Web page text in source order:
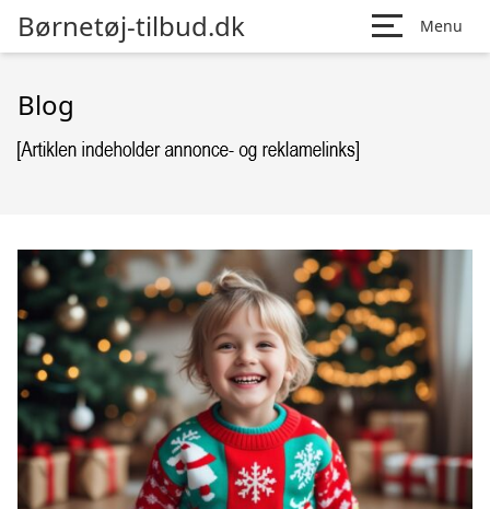
Børnetøj-tilbud.dk Menu
Blog